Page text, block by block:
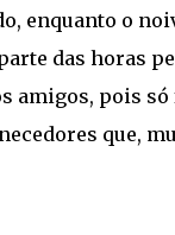
enquanto o
das horas
amigos, pois
que,